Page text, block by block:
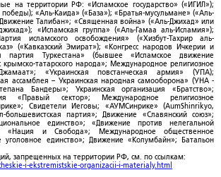
на территории РФ: «Исламское государство» («ИГИЛ»);
«Аль-Каида» («База»); «Братья-мусульмане» («Аль-
Талибан»; «Священная война» («Аль-Джихад» или
«Исламская группа» («Аль-Гамаа аль-Исламия»);
исламского освобождения» («Хизбут-Тахрир аль-
(«Кавказский Эмират»); «Конгресс народов Ичкерии и
партия Туркестана» (бывшее «Исламское движение
крымско-татарского народа»; Международное религиозное
«Украинская повстанческая армия» (УПА);
ассамблея – Украинская народная самооборона» (УНА -
Бандеры»; Украинская организация «Братство»;
«Правый сектор»; Международное религиозное
Свидетели Иеговы; «АУМСинрике» (AumShinrikyo,
партия»; Движение «Славянский союз»;
единство»; «Движение против нелегальной
«Нация и Свобода»; Международное общественное
уголовное единство»; Движение «Колумбайн»; Батальон
запрещенных на территории РФ, см. по ссылкам:
i-ekstremistskie-organizacii-i-materialy.html